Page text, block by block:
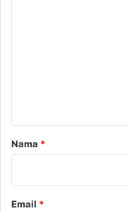
r
Nama *
Email *